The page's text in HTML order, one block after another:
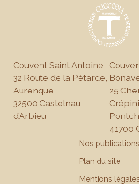
Couvent Saint Antoine
32 Route de la Pétarde,
Aurenque
32500 Castelnau
d’Arbieu
25
41700
Nos publications
Plan du site
Mentions légales